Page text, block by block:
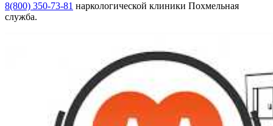
8(800) 350-73-81 наркологической клиники Похмельная
служба.